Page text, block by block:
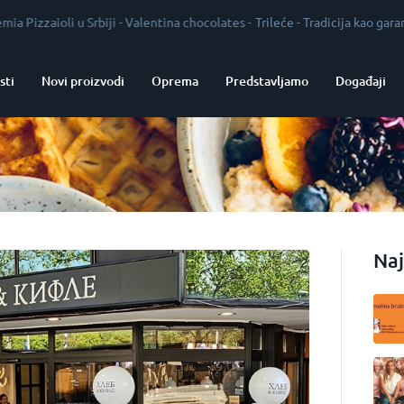
u Srbiji -Valentina chocolates- Trileće -Tradicija kao garant
Novi proizvodi Oprema Predstavljamo Događaji